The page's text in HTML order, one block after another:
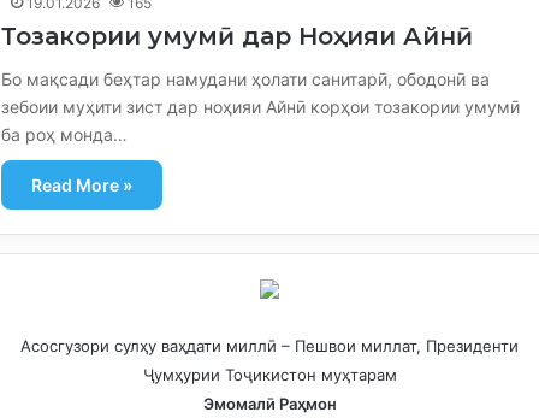
Тозакории умумӣ дар Ноҳияи Айнӣ
Бо мақсади беҳтар намудани ҳолати санитарӣ, ободонӣ ва
зебоии муҳити зист дар ноҳияи Айнӣ корҳои тозакории умумӣ
ба роҳ монда…
Read More »
Асосгузори сулҳу ваҳдати миллӣ – Пешвои миллат, Президенти
Ҷумҳурии Тоҷикистон муҳтарам
Эмомалӣ Раҳмон